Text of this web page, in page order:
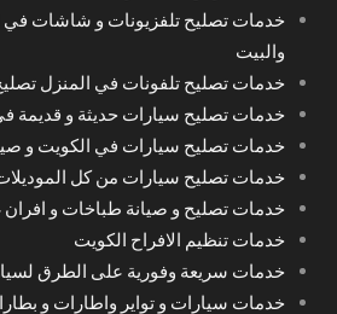
خدمات تصليح تلفزيونات و شاشات في
والبيت
خدمات تصليح تلفونات في المنزل
خدمات تصليح سيارات حديثة و قديمة في
خدمات تصليح سيارات في الكويت و
خدمات تصليح سيارات من كل
خدمات تصليح و صيانة طباخات و
خدمات تنظيم الافراح الكويت
خدمات سريعة وفورية على الطرق
خدمات سيارات و تواير واطارات و